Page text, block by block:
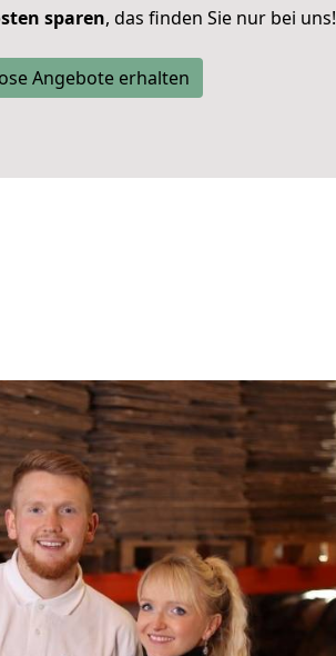
sparen, das finden Sie nur bei uns!
Angebote erhalten